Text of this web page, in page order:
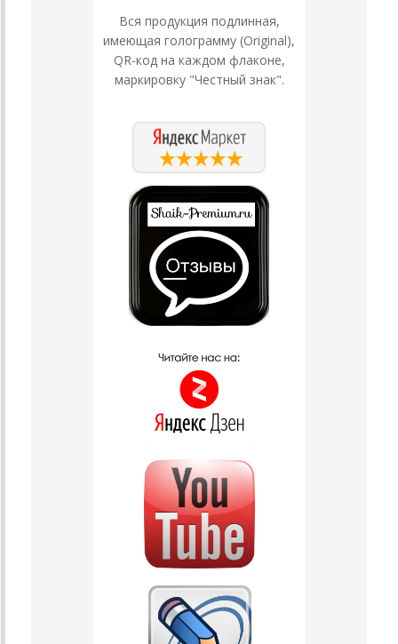
Вся продукция подлинная,
имеющая голограмму (Original),
QR-код на каждом флаконе,
маркировку "Честный знак".